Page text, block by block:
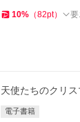
10% （82pt） 要
天使たちのクリ
電子書籍